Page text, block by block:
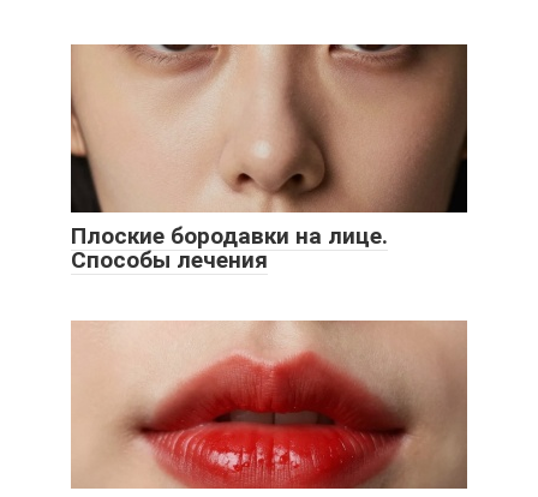
Плоские бородавки на лице.
Способы лечения